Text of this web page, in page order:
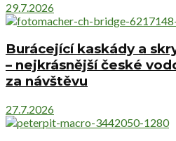
29.7.2026
Burácející kaskády a
– nejkrásnější české
za návštěvu
27.7.2026